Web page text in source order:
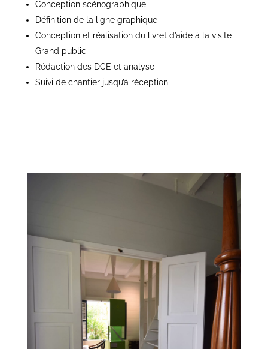
Conception scénographique
Définition de la ligne graphique
Conception et réalisation du livret d’aide à la visite
Grand public
Rédaction des DCE et analyse
Suivi de chantier jusqu’à réception